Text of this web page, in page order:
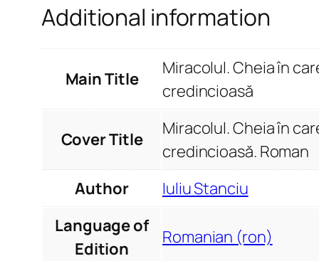
Additional information
Main Title
Miracolul. Cheia în
credincioasă
Cover Title
Miracolul. Cheia în
credincioasă. Roman
Author
Iuliu Stanciu
Language of
Edition
Romanian (ron)